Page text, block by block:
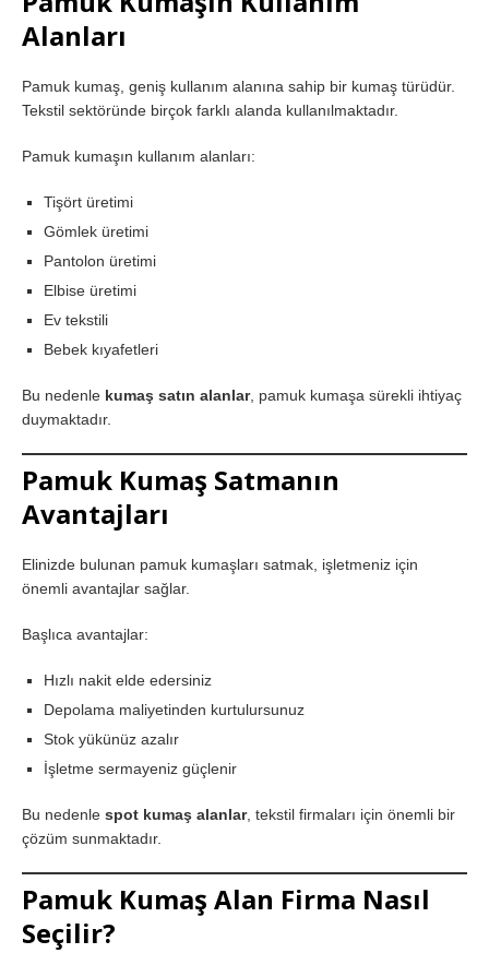
Alanları
Pamuk kumaş, geniş kullanım alanına sahip bir kumaş türüdür.
Tekstil sektöründe birçok farklı alanda kullanılmaktadır.
Pamuk kumaşın kullanım alanları:
Tişört üretimi
Gömlek üretimi
Pantolon üretimi
Elbise üretimi
Ev tekstili
Bebek kıyafetleri
Bu nedenle kumaş satın alanlar, pamuk kumaşa sürekli ihtiyaç
duymaktadır.
Pamuk Kumaş Satmanın
Avantajları
Elinizde bulunan pamuk kumaşları satmak, işletmeniz için
önemli avantajlar sağlar.
Başlıca avantajlar:
Hızlı nakit elde edersiniz
Depolama maliyetinden kurtulursunuz
Stok yükünüz azalır
İşletme sermayeniz güçlenir
Bu nedenle spot kumaş alanlar, tekstil firmaları için önemli bir
çözüm sunmaktadır.
Pamuk Kumaş Alan Firma Nasıl
Seçilir?